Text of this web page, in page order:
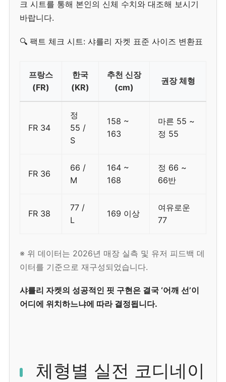
크 시트를 통해 본인의 신체 수치와 대조해 보시기
바랍니다.
🔍 팩트 체크 시트: 샤를리 자켓 표준 사이즈 변환표
프랑스
(FR)
한국
(KR)
추천 신장
(cm)
권장 체형
FR 34
정
55 /
S
158 ~
163
마른 55 ~
정 55
FR 36
66 /
M
164 ~
168
정 66 ~
66반
FR 38
77 /
L
169 이상
여유로운
77
※ 위 데이터는 2026년 매장 실측 및 유저 피드백 데
이터를 기준으로 재구성되었습니다.
샤를리 자켓의 성공적인 핏 구현은 결국 ‘어깨 선’이
어디에 위치하느냐에 따라 결정됩니다.
체형별 실전 코디네이